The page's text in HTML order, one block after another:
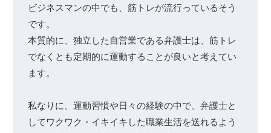
ビジネスマンの中でも、筋トレが流行っているそう
です。
本質的に、独立した自営業である弁護士は、筋トレ
でなくとも定期的に運動することが良いと考えてい
ます。
私なりに、運動習慣や日々の経験の中で、弁護士と
してワクワク・イキイキした職業生活を送れるよう